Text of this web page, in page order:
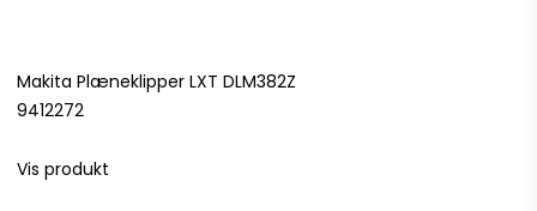
Makita Plæneklipper LXT DLM382Z
9412272
Vis produkt